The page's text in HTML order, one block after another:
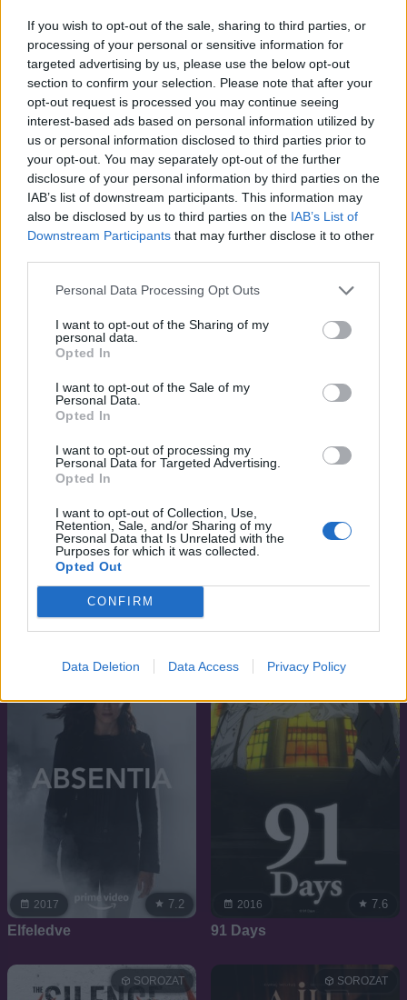
If you wish to opt-out of the sale, sharing to third parties, or
processing of your personal or sensitive information for
targeted advertising by us, please use the below opt-out
section to confirm your selection. Please note that after your
opt-out request is processed you may continue seeing
interest-based ads based on personal information utilized by
us or personal information disclosed to third parties prior to
your opt-out. You may separately opt-out of the further
disclosure of your personal information by third parties on the
IAB’s list of downstream participants. This information may
also be disclosed by us to third parties on the IAB’s List of
Downstream Participants that may further disclose it to other
Personal Data Processing Opt Outs
I want to opt-out of the Sharing of my
personal data.
Opted In
I want to opt-out of the Sale of my
Personal Data.
Opted In
I want to opt-out of processing my
Personal Data for Targeted Advertising.
Opted In
I want to opt-out of Collection, Use,
Retention, Sale, and/or Sharing of my
Personal Data that Is Unrelated with the
Purposes for which it was collected.
Opted Out
CONFIRM
Data Deletion Data Access Privacy Policy
2005 7.3
4 összeesküvő és egy
2020 8.0
Londoni bandák
SOROZAT SOROZAT
2017 7.2
Elfeledve
2016 7.6
91 Days
SOROZAT SOROZAT